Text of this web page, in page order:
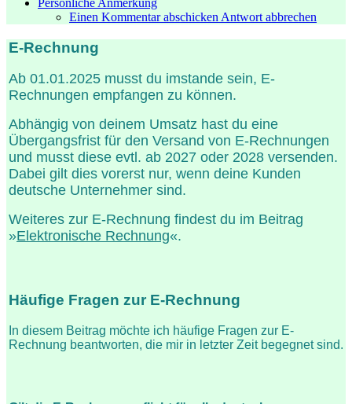
Einen Kommentar abschicken Antwort abbrechen
E-Rechnung
Ab 01.01.2025 musst du imstande sein, E-
Rechnungen empfangen zu können.
Abhängig von deinem Umsatz hast du eine
Übergangsfrist für den Versand von E-Rechnungen
und musst diese evtl. ab 2027 oder 2028 versenden.
Dabei gilt dies vorerst nur, wenn deine Kunden
deutsche Unternehmer sind.
Weiteres zur E-Rechnung findest du im Beitrag
»Elektronische Rechnung«.
Häufige Fragen zur E-Rechnung
In diesem Beitrag möchte ich häufige Fragen zur E-
Rechnung beantworten, die mir in letzter Zeit begegnet sind.